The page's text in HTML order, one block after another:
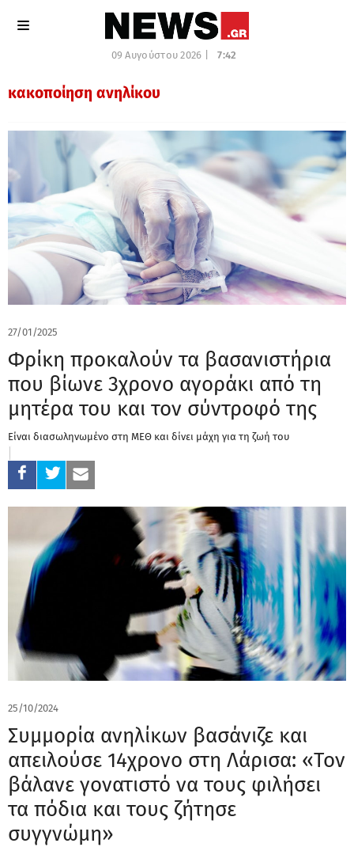
09 Αυγούστου 2026 | 7:42
κακοποίηση ανηλίκου
27/01/2025
Φρίκη προκαλούν τα βασανιστήρια
που βίωνε 3χρονο αγοράκι από τη
μητέρα του και τον σύντροφό της
Είναι διασωληνωμένο στη ΜΕΘ και δίνει μάχη για τη ζωή του
25/10/2024
Συμμορία ανηλίκων βασάνιζε και
απειλούσε 14χρονο στη Λάρισα: «Τον
βάλανε γονατιστό να τους φιλήσει
τα πόδια και τους ζήτησε
συγγνώμη»